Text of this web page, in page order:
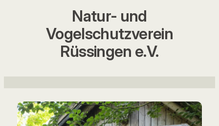
Natur- und
Vogelschutzverein
Rüssingen e.V.